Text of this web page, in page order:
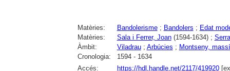
Matèries: Bandolerisme; Bandolers ; Edat
Matèries:
Sala i Ferrer, Joan(1594-1634) ;
Àmbit:
Viladrau; Arbúcies ; Montseny,
Cronologia:
1594 - 1634
Accés:
https://hdl.handle.net/2117/419920